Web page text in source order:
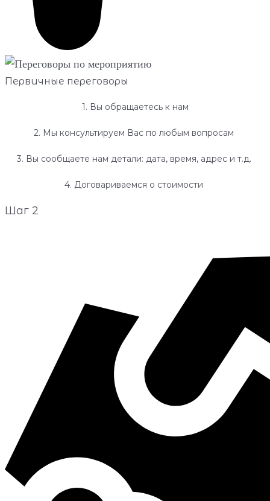
Первичные переговоры
1. Вы обращаетесь к нам
2. Мы консультируем Вас по любым вопросам
3. Вы сообщаете нам детали: дата, время, адрес и т.д.
4. Договариваемся о стоимости
Шаг 2